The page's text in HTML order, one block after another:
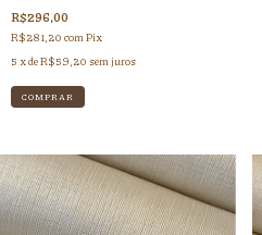
R$296,00
R$281,20 com Pix
5 x deR$59,20 sem juros